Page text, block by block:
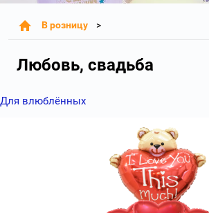
В розницу
Любовь, свадьба
Для влюблённых